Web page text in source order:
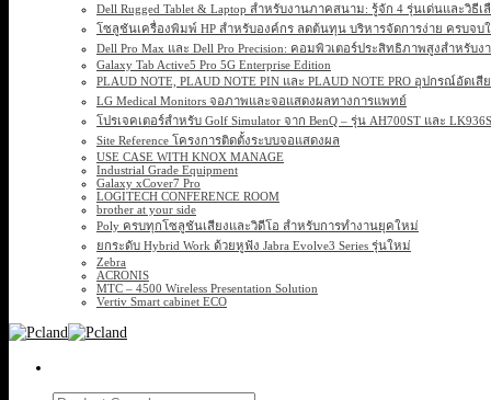
Dell Rugged Tablet & Laptop สำหรับงานภาคสนาม: รู้จัก 4 รุ่นเด่นและวิธีเ
โซลูชันเครื่องพิมพ์ HP สำหรับองค์กร ลดต้นทุน บริหารจัดการง่าย ครบจบ
Dell Pro Max และ Dell Pro Precision: คอมพิวเตอร์ประสิทธิภาพสูงสำหรับ
Galaxy Tab Active5 Pro 5G Enterprise Edition
PLAUD NOTE, PLAUD NOTE PIN และ PLAUD NOTE PRO อุปกรณ์อัด
LG Medical Monitors จอภาพและจอแสดงผลทางการแพทย์
โปรเจคเตอร์สำหรับ Golf Simulator จาก BenQ – รุ่น AH700ST และ
Site Reference โครงการติดตั้งระบบจอแสดงผล
USE CASE WITH KNOX MANAGE
Industrial Grade Equipment
Galaxy xCover7 Pro
LOGITECH CONFERENCE ROOM
brother at your side
Poly ครบทุกโซลูชันเสียงและวิดีโอ สำหรับการทำงานยุคใหม่
ยกระดับ Hybrid Work ด้วยหูฟัง Jabra Evolve3 Series รุ่นใหม่
Zebra
ACRONIS
MTC – 4500 Wireless Presentation Solution
Vertiv Smart cabinet ECO